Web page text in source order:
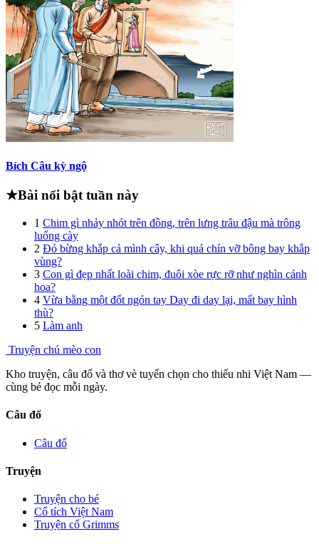
Bích Câu kỳ ngộ
★Bài nổi bật tuần này
1 Chim gì nhảy nhót trên đồng, trên lưng trâu đậu mà trông
luống cày
2 Đỏ bừng khắp cả mình cây, khi quả chín vỡ bông bay khắp
vùng?
3 Con gì đẹp nhất loài chim, đuôi xòe rực rỡ như nghìn cánh
hoa?
4 Vừa bằng một đốt ngón tay Day đi day lại, mất bay hình
thù?
5 Làm anh
Truyện chú mèo con
Kho truyện, câu đố và thơ vè tuyển chọn cho thiếu nhi Việt Nam —
cùng bé đọc mỗi ngày.
Câu đố
Câu đố
Truyện
Truyện cho bé
Cổ tích Việt Nam
Truyện cổ Grimms